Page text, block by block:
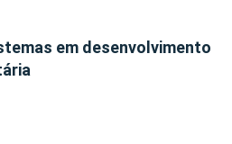
em desenvolvimento